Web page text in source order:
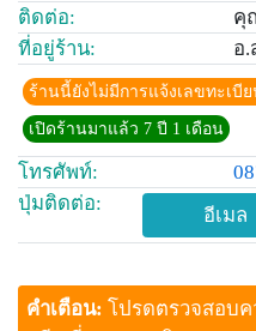
ติดต่อ:
คุ
ที่อยู่ร้าน:
อ
ร้านนี้ยังไม่มีการแจ้งเลขทะเบี
เปิดร้านมาแล้ว 7 ปี 1 เดือน
โทรศัพท์:
ปุ่มติดต่อ:
อีเมล
คำเตือน: โปรดตรวจสอบค